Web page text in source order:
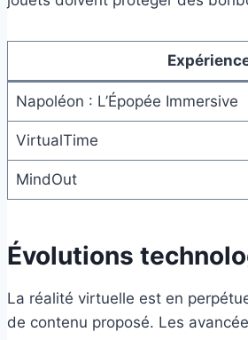
Napoléon : L’Épopée Immersive
VirtualTime
MindOut
Évolutions
La réalité virtuelle est en
de contenu proposé. Les